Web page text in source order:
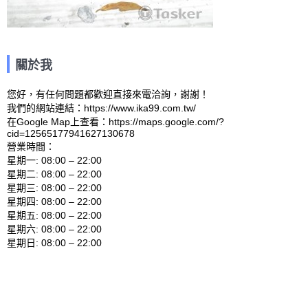
關於我
您好，有任何問題都歡迎直接來電洽詢，謝謝！
我們的網站連結：https://www.ika99.com.tw/
在Google Map上查看：https://maps.google.com/?
cid=12565177941627130678
營業時間：
星期一: 08:00 – 22:00
星期二: 08:00 – 22:00
星期三: 08:00 – 22:00
星期四: 08:00 – 22:00
星期五: 08:00 – 22:00
星期六: 08:00 – 22:00